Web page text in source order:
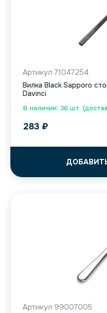
В наличии: 36 шт.
Артикул 71047254
Вилка Black Sapporo
Davinci
283 ₽
Артикул 99007005